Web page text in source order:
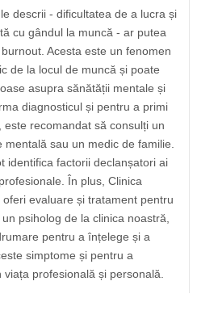
descrii - dificultatea de a lucra și
cu gândul la muncă - ar putea
Acesta este un fenomen
de la locul de muncă și poate
asupra sănătății mentale și
diagnosticul și pentru a primi
recomandat să consulți un
sau un medic de familie.
identifica factorii declanșatori ai
În plus, Clinica
evaluare și tratament pentru
psiholog de la clinica noastră,
pentru a înțelege și a
simptome și pentru a
profesională și personală.